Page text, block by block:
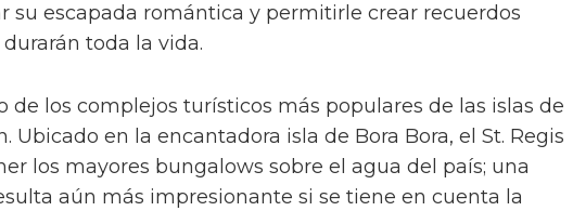
su escapada romántica y permitirle crear recuerdos
toda la vida.
de los complejos turísticos más populares de las islas de
Ubicado en la encantadora isla de Bora Bora, el St. Regis
los mayores bungalows sobre el agua del país; una
aún más impresionante si se tiene en cuenta la